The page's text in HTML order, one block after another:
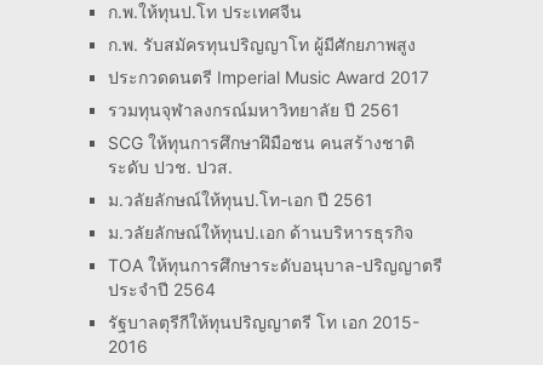
ก.พ.ให้ทุนป.โท ประเทศจีน
ก.พ. รับสมัครทุนปริญญาโท ผู้มีศักยภาพสูง
ประกวดดนตรี Imperial Music Award 2017
รวมทุนจุฬาลงกรณ์มหาวิทยาลัย ปี 2561
SCG ให้ทุนการศึกษาฝึมือชน คนสร้างชาติ
ระดับ ปวช. ปวส.
ม.วลัยลักษณ์ให้ทุนป.โท-เอก ปี 2561
ม.วลัยลักษณ์ให้ทุนป.เอก ด้านบริหารธุรกิจ
TOA ให้ทุนการศึกษาระดับอนุบาล-ปริญญาตรี
ประจำปี 2564
รัฐบาลตุรีกีให้ทุนปริญญาตรี โท เอก 2015-
2016